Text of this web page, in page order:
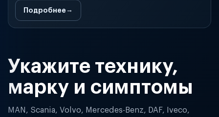
Подробнее
Укажите технику,
марку и симптомы
MAN, Scania, Volvo, Mercedes-Benz, DAF, Iveco,